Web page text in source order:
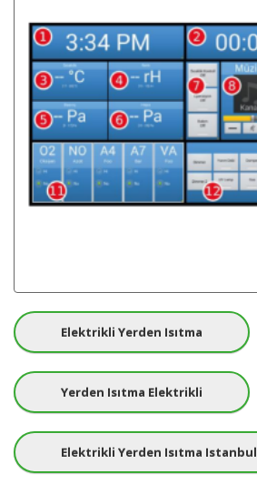
Elektrikli Yerden Isıtma
Yerden Isıtma Elektrikli
Elektrikli Yerden Isıtma Istanbul